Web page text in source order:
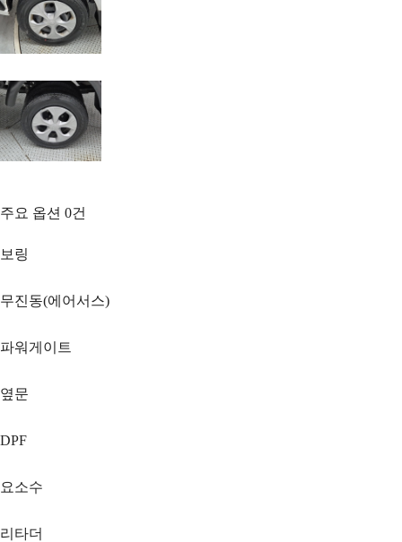
주요 옵션 0건
보링
무진동(에어서스)
파워게이트
옆문
DPF
요소수
리타더